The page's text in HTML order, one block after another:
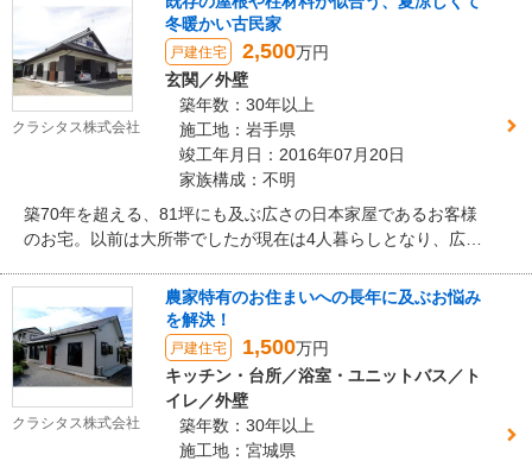
善するのと、軒天材本体の劣化が酷く現状では塗装しても数
年後に剥れて来る可能性が有りましたので、新しい軒天材を
重ねて貼る方法でのご提案をさせて頂きました。他にも足場
を組み立てないと施工出来ない箇所の破風包み、雨樋の塗
装、軒天材の色を屋根、外壁と同系色に塗装でご提案させて
クラシタス株式会社
冬暖かい古民家
戸建住宅 2,500万円
玄関／外壁
築年数：30年以上
施工地：岩手県
竣工年月日：2016年07月20日
家族構成：不明
築70年を超える、81坪にも及ぶ広さの日本家屋であるお客様
のお宅。以前は大所帯でしたが現在は4人暮らしとなり、広さ
厳しい寒さ。気密性の高い、住みやすさを重視したお住まい
をお望みでした。そこで弊社では、壁や床、サッシに断熱効
果の高い最先端の建材を採用し『夏涼しくて冬暖かい家』を
ご提案致しました。また、増築部分を全て取り壊し、52坪ま
で減築することで住みやすさを実現。さらに、事前の調査に
より今では入手困難な良材が柱や梁等にふんだんに使われて
いることが分かりましたので、その良材を活かすプランを設
クラシタス株式会社
農家特有のお住まいへの長年に及ぶお悩み
を解決！
戸建住宅 1,500万円
キッチン・台所／浴室・ユニットバス／ト
イレ／外壁
築年数：30年以上
施工地：宮城県